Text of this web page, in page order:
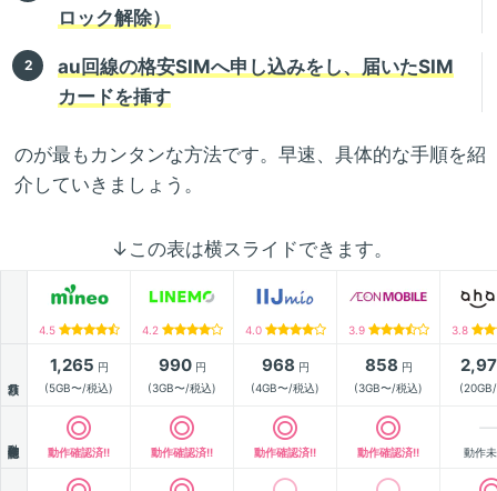
ロック解除）
au回線の格安SIMへ申し込みをし、届いたSIM
カードを挿す
のが最もカンタンな方法です。早速、具体的な手順を紹
介していきましょう。
↓この表は横スライドできます。
4.5 4.2 4.0 3.9 3.8
1,265 円
(5GB〜/税込)
990円
(3GB〜/税込)
968 円
(4GB〜/税込)
858 円
(3GB〜/税込)
動作確認済!! 動作確認済!! 動作確認済!! 動作確認済!! 動作